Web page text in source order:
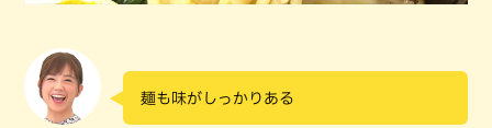
麺も味がしっかりある